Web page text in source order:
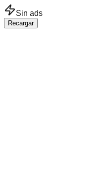
Saltar al contenido principal
Sin ads
Recargar